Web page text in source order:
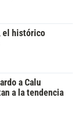
el histórico
a Calu
a la tendencia